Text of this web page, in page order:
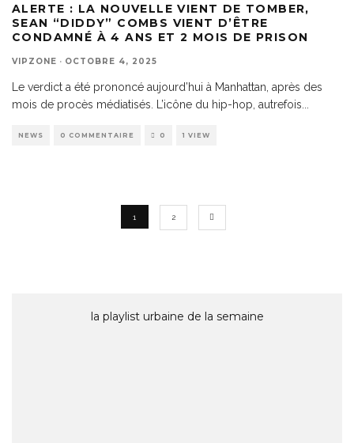
ALERTE : LA NOUVELLE VIENT DE TOMBER,
SEAN “DIDDY” COMBS VIENT D’ÊTRE
CONDAMNÉ À 4 ANS ET 2 MOIS DE PRISON
VIPZONE · OCTOBRE 4, 2025
Le verdict a été prononcé aujourd’hui à Manhattan, après des
mois de procès médiatisés. L’icône du hip-hop, autrefois
NEWS 0 COMMENTAIRE 0 1 VIEW
1 2
la playlist urbaine de la semaine